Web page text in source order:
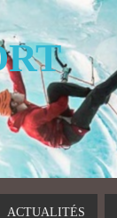
ACTUALITÉS